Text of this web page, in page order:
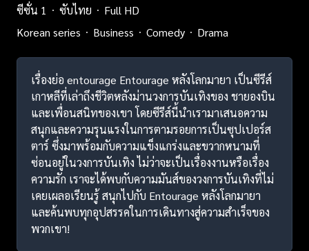
ซีซั่น 1
ซับไทย
Full HD
Korean series
Business Comedy Drama
เรื่องย่อ entourage Entourage หลังโลกมายา เป็นซีรีส์
เกาหลีที่เล่าถึงชีวิตหลังม่านวงการบันเทิงของ ชายองบิน
และเพื่อนสนิทของเขา โดยซีรีส์นี้นำเรามาเสนอความ
สนุกและความรุนแรงในการตามรอยการเป็นซุปเปอร์ส
ตาร์ ซึ่งมาพร้อมกับความแข็งแกร่งและขวากหนามที่
ซ่อนอยู่ในวงการบันเทิง ไม่ว่าจะเป็นเรื่องงานหรือเรื่อง
ความรัก เราจะได้พบกับความมันส์ของวงการบันเทิงที่ไม่
เคยเผลอเรียนรู้ สนุกไปกับ Entourage หลังโลกมายา
และค้นพบทุกอุปสรรคในการเดินทางสู่ความสำเร็จของ
พวกเขา!